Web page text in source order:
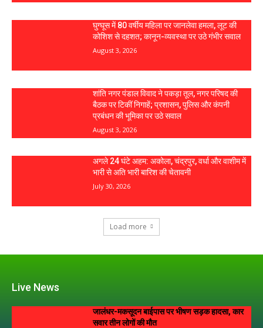
घुग्घूस में 80 वर्षीय महिला पर जानलेवा हमला, लूट की
कोशिश से दहशत; कानून-व्यवस्था पर उठे गंभीर सवाल
August 3, 2026
शांति नगर पंडाल विवाद ने पकड़ा तूल, नगर परिषद की
बैठक पर टिकीं निगाहें; प्रशासन, पुलिस और कंपनी
प्रबंधन की भूमिका पर उठे सवाल
August 3, 2026
अगले 24 घंटे अहम: अकोला, चंद्रपुर, वर्धा और वाशीम में
भारी से अति भारी बारिश की चेतावनी
July 30, 2026
Load more
Live News
जालंधर-मकसूदन बाईपास पर भीषण सड़क हादसा, कार
सवार तीन लोगों की मौत